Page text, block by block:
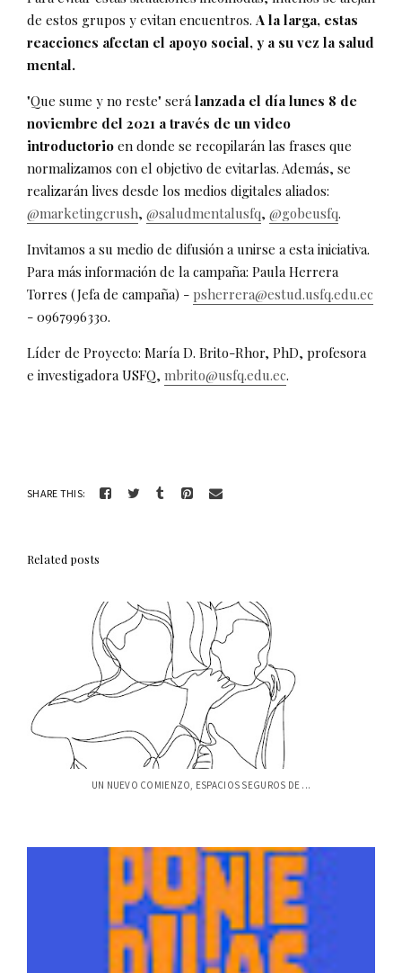
de estos grupos y evitan encuentros. A la larga, estas
reacciones afectan el apoyo social, y a su vez la salud
mental.
"Que sume y no reste" serálanzada el día lunes 8 de
noviembre del 2021 a través de un video
introductorio en donde se recopilarán las frases que
normalizamos con el objetivo de evitarlas. Además, se
realizarán lives desde los medios digitales aliados:
@marketingcrush, @saludmentalusfq, @gobeusfq.
Invitamos a su medio de difusión a unirse a esta iniciativa.
Para más información de la campaña: Paula Herrera
Torres (Jefa de campaña) - psherrera@estud.usfq.edu.ec
- 0967996330.
Líder de Proyecto: María D. Brito-Rhor, PhD, profesora
e investigadora USFQ, mbrito@usfq.edu.ec.
SHARE THIS:
Related posts
UN NUEVO COMIENZO, ESPACIOS SEGUROS DE ...